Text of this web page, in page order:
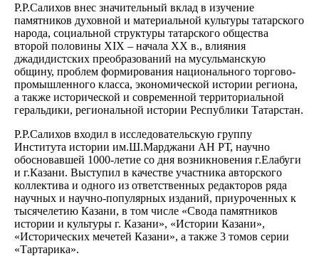
Р.Р.Салихов внес значительный вклад в изучение
памятников духовной и материальной культуры татарского
народа, социальной структуры татарского общества
второй половины XIX – начала XX в., влияния
джадидистских преобразований на мусульманскую
общину, проблем формирования национального торгово-
промышленного класса, экономической истории региона,
а также исторической и современной территориальной
геральдики, региональной истории Республики Татарстан.
Р.Р.Салихов входил в исследовательскую группу
Института истории им.Ш.Марджани АН РТ, научно
обосновавшей 1000-летие со дня возникновения г.Елабуги
и г.Казани. Выступил в качестве участника авторского
коллектива и одного из ответственных редакторов ряда
научных и научно-популярных изданий, приуроченных к
тысячелетию Казани, в том числе «Свода памятников
истории и культуры г. Казани», «Истории Казани»,
«Исторических мечетей Казани», а также 3 томов серии
«Тартарика».